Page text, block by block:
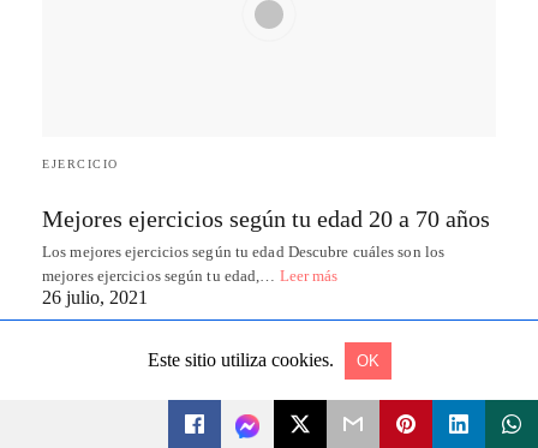
Este sitio utiliza cookies. OK